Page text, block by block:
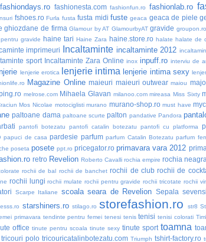
fashiondays.ro fashionesta.com fashionfun.ro fashionlab.ro
fshoes.ro Furla fusta fusta midi fuste geaca geaca de piele
ghiozdane de firma Glamour by AT GlamourbyAT gravide groupon.ro
gravide haine tari Haine Zara haine.store.ro halate halate de
imprimeuri Incaltaminte incaltaminte 2012
sport Incaltaminte Zara Online inox inpuff.ro interviu de
lenjerie erotica lenjerie intima lenjerie intima sexy
Magazine Online maieuri maieuri outwear maiou
melrose.com Mihaela Glavan milanoo.com mireasa Miss Sixty
Mos Nicolae motociglisti murano murano-shop.ro must have
paltoane dama paltoane scurte palton pandative Pandora
pantofi botezatu pantofi catalin botezatu pantofi cu platforma
papuci de casa pardesie parfum parfum Catalin Botezatu parfum
poseta posete ppt.ro pricegator.ro primavara vara 2012
retro Revelion Roberto Cavalli rochia empire rochia neagra
rochii de bal rochii de banchet rochii de club rochii de
rochii lungi rochii mulate rochii pentru gravide rochii tricotate rochii
Scarpe Italiane scoala seara de Revelion Sepala
starshiners.ro stilago.ro storefashion.ro str8
primavara tendinte pentru femei tenesi tenis tenisi tenisi colorati
office tinute pentru scoala tinute sexy tinute sport toamna
tricouri polo tricouricatalinbotezatu.com Triumph tshirt-factory.ro